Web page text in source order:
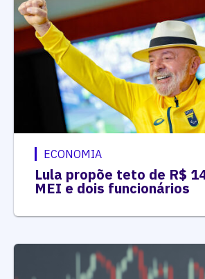
ECONOMIA
Lula propõe teto de R$
MEI e dois funcionários